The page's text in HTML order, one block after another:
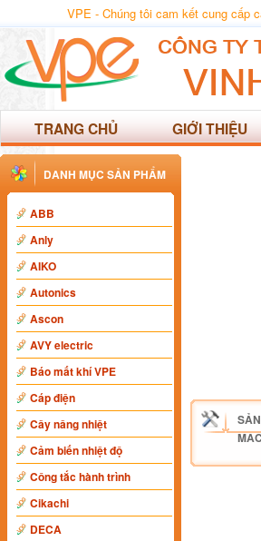
VPE - Chúng tôi cam kết cung cấp
TRANG CHỦ GIỚI THIỆU
DANH MỤC SẢN PHẨM
ABB
Anly
AIKO
Autonics
Ascon
AVY electric
Báo mất khí VPE
Cáp điện
Cây nâng nhiệt
Cảm biến nhiệt độ
Công tắc hành trình
Cikachi
DECA